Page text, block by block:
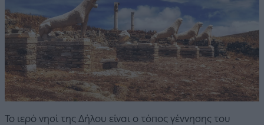
Το ιερό νησί της Δήλου είναι ο τόπος γέννησης του